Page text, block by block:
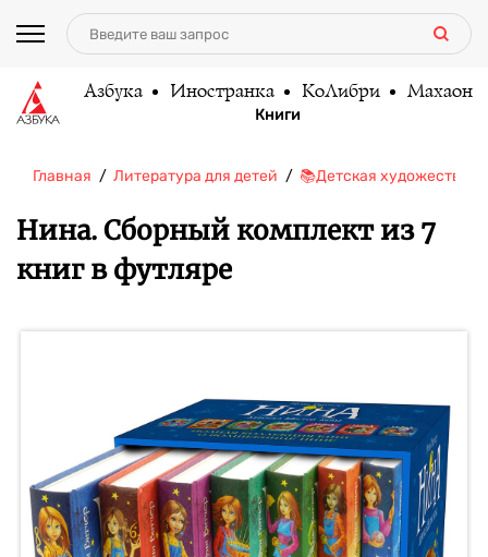
Азбука Иностранка КоЛибри Махаон
Книги
Главная Литература для детей 📚Детская
Нина. Сборный комплект из 7
книг в футляре